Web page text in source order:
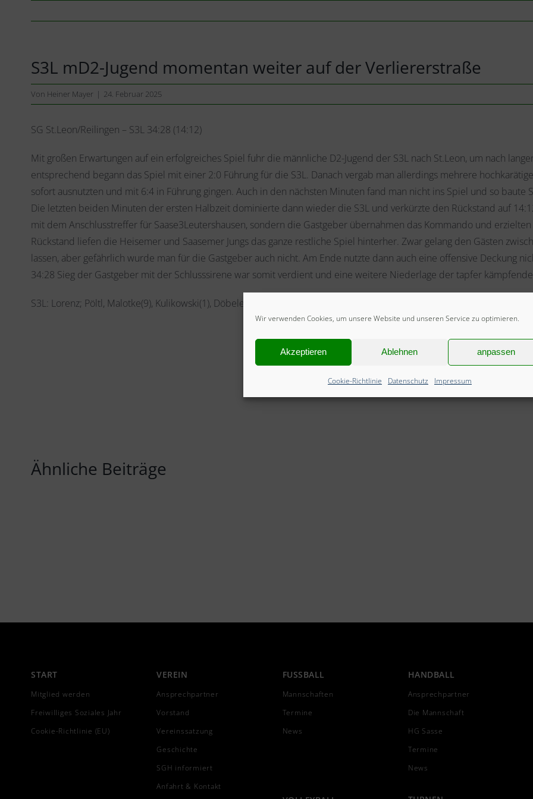
Wir verwenden Cookies, um unsere Website und unseren Service zu optimieren.
Akzeptieren Ablehnen anpassen
Cookie-Richtlinie Datenschutz Impressum
S3L mD2-Jugend momentan weiter auf der Verliererstraße
Von Heiner Mayer | 24. Februar 2025
SG St.Leon/Reilingen – S3L 34:28 (14:12)
Mit großen Erwartungen auf ein erfolgreiches Spiel fuhr die männliche D2-Jugend der S3L nach St.Leon, um nach
entsprechend begann das Spiel mit einer 2:0 Führung für die S3L. Danach vergab man allerdings mehrere
sofort ausnutzten und mit 6:4 in Führung gingen. Auch in den nächsten Minuten fand man nicht ins Spiel und so baute
Die letzten beiden Minuten der ersten Halbzeit dominierte dann wieder die S3L und verkürzte den Rückstand auf
mit dem Anschlusstreffer für Saase3Leutershausen, sondern die Gastgeber übernahmen das Kommando und
Rückstand liefen die Heisemer und Saasemer Jungs das ganze restliche Spiel hinterher. Zwar gelang den Gästen
lassen, aber gefährlich wurde man für die Gastgeber auch nicht. Am Ende nutzte dann auch eine offensive Deckung
34:28 Sieg der Gastgeber mit der Schlusssirene war somit verdient und eine weitere Niederlage der tapfer
S3L: Lorenz; Pöltl, Malotke(9), Kulikowski(1), Döbele(4), Kellner(1), Kroll, R.Schmitt(6), B.Schmitt(4), Hartig(3), Stork, Batke.
Ähnliche Beiträge
START
Mitglied werden
Freiwilliges Soziales Jahr
Cookie-Richtlinie (EU)
VEREIN
Ansprechpartner
Vorstand
Vereinssatzung
Geschichte
SGH informiert
Anfahrt & Kontakt
FUSSBALL
Mannschaften
Termine
News
HANDBALL
Ansprechpartner
Die Mannschaft
HG Sasse
Termine
News